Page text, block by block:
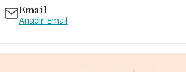
Email
Añadir Email